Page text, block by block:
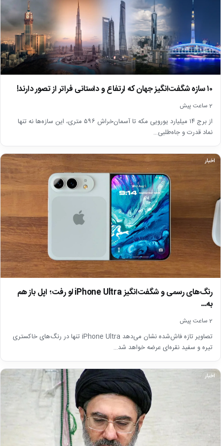
۱۰ سازه شگفت‌انگیز جهان که ارتفاع و داستانی فراتر از تصور دارند!
2 ساعت پیش
از برج ۱۴ میلیارد یورویی مکه تا آسمان‌خراش ۵۹۶ متری، این سازه‌ها نه تنها
نماد قدرت و جاه‌طلبی…
اخبار
رنگ‌های رسمی و شگفت‌انگیز iPhone Ultra لو رفت؛ اپل باز هم
به…
2 ساعت پیش
تصاویر تازه فاش‌شده نشان می‌دهد iPhone Ultra تنها در رنگ‌های خاکستری
تیره و سفید نقره‌ای عرضه خواهد شد…
اخبار